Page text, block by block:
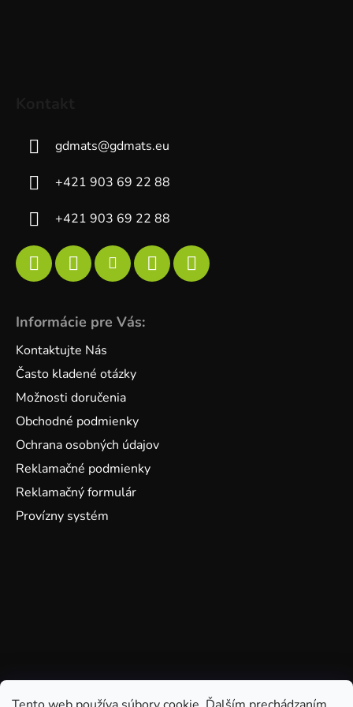
gdmats@gdmats.eu
+421 903 69 22 88
+421 903 69 22 88
Informácie pre Vás:
Kontaktujte Nás
Často kladené otázky
Možnosti doručenia
Obchodné podmienky
Ochrana osobných údajov
Reklamačné podmienky
Reklamačný formulár
Provízny systém